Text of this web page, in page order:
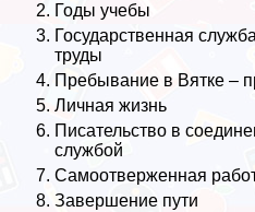
Годы учебы
Государственная
труды
Пребывание в Вятке –
Личная жизнь
Писательство в
службой
Самоотверженная
Завершение пути